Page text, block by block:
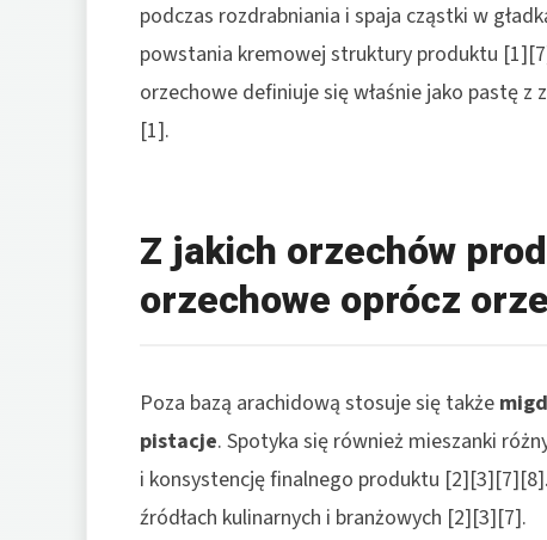
podczas rozdrabniania i spaja cząstki w
powstania kremowej struktury produktu
orzechowe definiuje się właśnie jako pastę
[1].
Z jakich orzechów
orzechowe oprócz
Poza bazą arachidową stosuje się także
pistacje. Spotyka się również mieszanki
i konsystencję finalnego produktu
źródłach kulinarnych i branżowych [2][3][7].